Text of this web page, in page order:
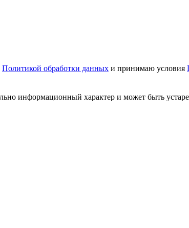
Политикой обработки данных и принимаю условия
информационный характер и может быть